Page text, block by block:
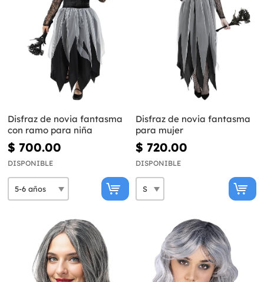
Disfraz de novia fantasma
con ramo para niña
$ 700.00
DISPONIBLE
Disfraz de novia fantasma
para mujer
$ 720.00
DISPONIBLE